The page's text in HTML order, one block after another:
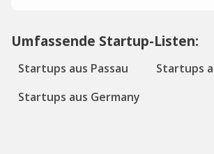
Umfassende Startup-Listen:
Startups aus Passau
Startups
Startups aus Germany